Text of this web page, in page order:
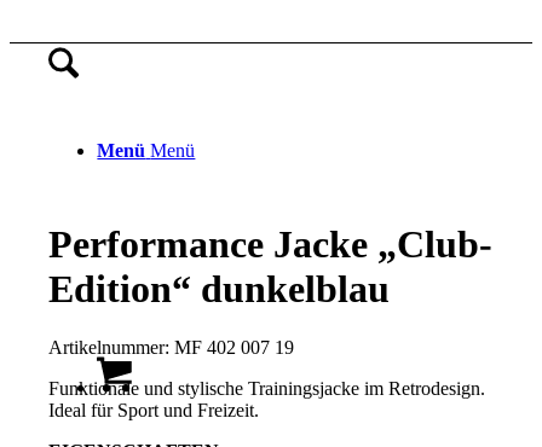
Menü Menü
Performance Jacke „Club-
Edition“ dunkelblau
Artikelnummer:MF 402 007 19
Funktionale und stylische Trainingsjacke im Retrodesign.
Ideal für Sport und Freizeit.